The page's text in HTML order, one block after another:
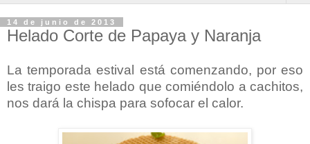
14 de junio de 2013
Helado Corte de Papaya y Naranja
La temporada estival está comenzando, por eso
les traigo este helado que comiéndolo a cachitos,
nos dará la chispa para sofocar el calor.